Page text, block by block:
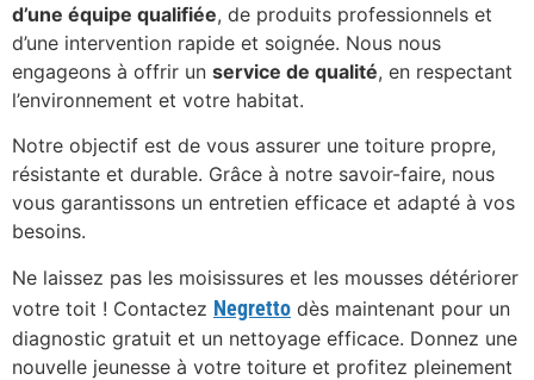
d’une équipe qualifiée, de produits professionnels et
d’une intervention rapide et soignée. Nous nous
engageons à offrir un service de qualité, en respectant
l’environnement et votre habitat.
Notre objectif est de vous assurer une toiture propre,
résistante et durable. Grâce à notre savoir-faire, nous
vous garantissons un entretien efficace et adapté à vos
besoins.
Ne laissez pas les moisissures et les mousses détériorer
votre toit ! Contactez Negretto dès maintenant pour un
diagnostic gratuit et un nettoyage efficace. Donnez une
nouvelle jeunesse à votre toiture et profitez pleinement